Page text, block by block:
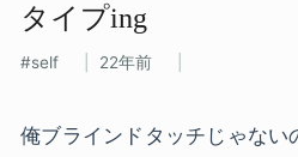
タイプing
self 22年前
俺ブラインドタッチじゃない